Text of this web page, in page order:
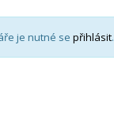
je nutné se přihlásit.